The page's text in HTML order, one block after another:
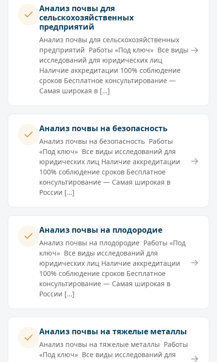
Анализ почвы для
сельскохозяйственных
предприятий
Анализ почвы для сельскохозяйственных
предприятий Работы «Под ключ» Все виды
исследований для юридических лиц
Наличие аккредитации 100% соблюдение
сроков Бесплатное консультирование —
Самая широкая в […]
→
Анализ почвы на безопасность
Анализ почвы на безопасность Работы
«Под ключ» Все виды исследований для
юридических лиц Наличие аккредитации
100% соблюдение сроков Бесплатное
консультирование — Самая широкая в
России […]
→
Анализ почвы на плодородие
Анализ почвы на плодородие Работы «Под
ключ» Все виды исследований для
юридических лиц Наличие аккредитации
100% соблюдение сроков Бесплатное
консультирование — Самая широкая в
России […]
→
Анализ почвы на тяжелые металлы
Анализ почвы на тяжелые металлы Работы
«Под ключ» Все виды исследований для
→